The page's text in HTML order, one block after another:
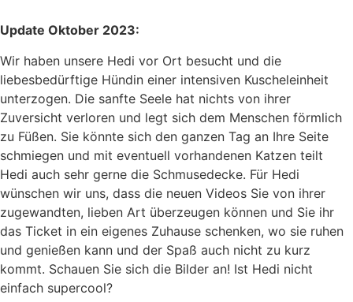
Update Oktober 2023:
Wir haben unsere Hedi vor Ort besucht und die
liebesbedürftige Hündin einer intensiven Kuscheleinheit
unterzogen. Die sanfte Seele hat nichts von ihrer
Zuversicht verloren und legt sich dem Menschen förmlich
zu Füßen. Sie könnte sich den ganzen Tag an Ihre Seite
schmiegen und mit eventuell vorhandenen Katzen teilt
Hedi auch sehr gerne die Schmusedecke. Für Hedi
wünschen wir uns, dass die neuen Videos Sie von ihrer
zugewandten, lieben Art überzeugen können und Sie ihr
das Ticket in ein eigenes Zuhause schenken, wo sie ruhen
und genießen kann und der Spaß auch nicht zu kurz
kommt. Schauen Sie sich die Bilder an! Ist Hedi nicht
einfach supercool?